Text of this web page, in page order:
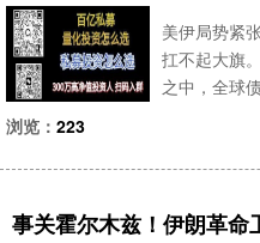
美伊局势紧
扛不起大旗
之中，全球
浏览： 223
事关霍尔木兹！伊朗革